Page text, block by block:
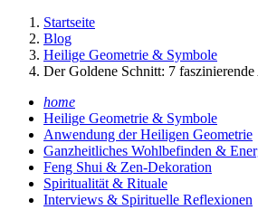
Startseite
Blog
Heilige Geometrie & Symbole
Der Goldene Schnitt: 7
home
Heilige Geometrie & Symbole
Anwendung der Heiligen Geometrie
Ganzheitliches Wohlbefinden &
Feng Shui & Zen-Dekoration
Spiritualität & Rituale
Interviews & Spirituelle Reflexionen